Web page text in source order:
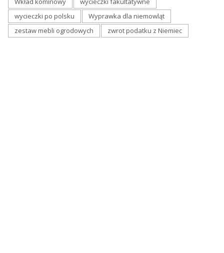
wycieczki po polsku
Wyprawka dla niemowląt
zestaw mebli ogrodowych
zwrot podatku z Niemiec